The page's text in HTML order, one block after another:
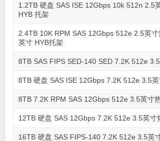
1.2TB 硬盘 SAS ISE 12Gbps 10k 512n 2.5
HYB 托架
2.4TB 10K RPM SAS 12Gbps 512e 2.5英
英寸 HYB托架
8TB SAS FIPS SED-140 SED 7.2K 512e
8TB 硬盘 SAS ISE 12Gbps 7.2K 512e 3.5
8TB 7.2K RPM SAS 12Gbps 512e 3.5英寸
12TB 硬盘 SAS 12Gbps 7.2K 512e 3.5英寸
16TB 硬盘 SAS FIPS-140 7.2K 512e 3.5英